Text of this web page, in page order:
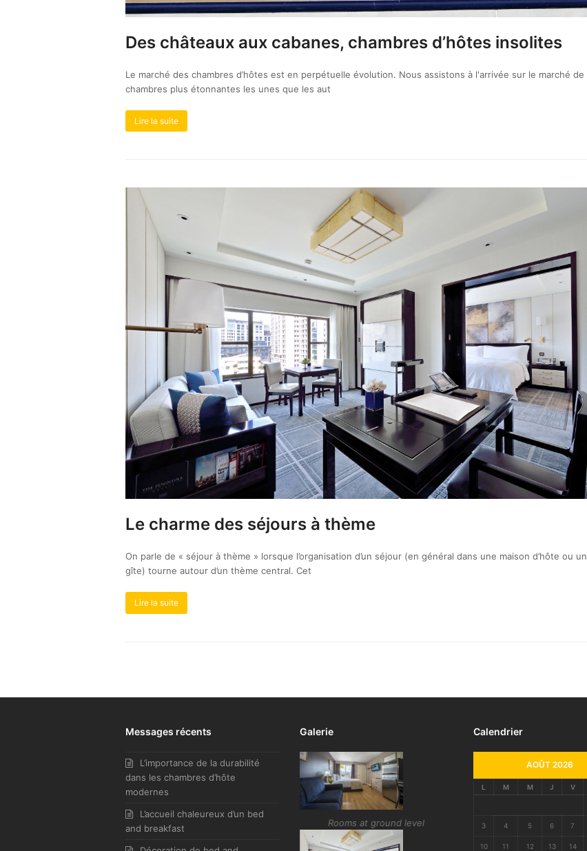
Des châteaux aux cabanes, chambres d’hôtes insolites
Le marché des chambres d’hôtes est en perpétuelle évolution. Nous assistons à l'arrivée sur le marché de
chambres plus étonnantes les unes que les aut
Lire la suite
Le charme des séjours à thème
On parle de « séjour à thème » lorsque l’organisation d’un séjour (en général dans une maison d’hôte ou un
gîte) tourne autour d’un thème central. Cet
Lire la suite
Messages récents
L’importance de la durabilité
dans les chambres d’hôte
modernes
L’accueil chaleureux d’un bed
and breakfast
Galerie
Rooms at ground level
Calendrier
AOÛT 2026
L M M J V
3 4 5 6 7
10 11 12 13 14